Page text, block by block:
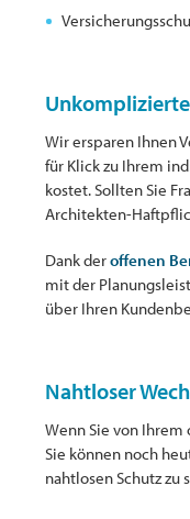
Wir ersparen Ihnen
für Klick zu Ihrem
kostet. Sollten Sie
Architekten-
Dank deroffenen
mit der
über Ihren
Nahtloser
Wenn Sie von
Sie können noch
nahtlosen Schutz zu